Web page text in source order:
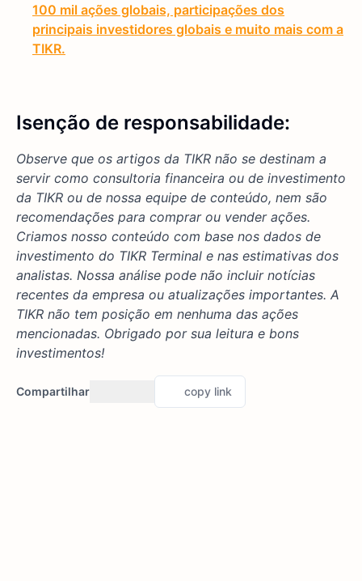
100 mil ações globais, participações dos
principais investidores globais e muito mais com a
TIKR.
Isenção de responsabilidade:
Observe que os artigos da TIKR não se destinam a
servir como consultoria financeira ou de investimento
da TIKR ou de nossa equipe de conteúdo, nem são
recomendações para comprar ou vender ações.
Criamos nosso conteúdo com base nos dados de
investimento do TIKR Terminal e nas estimativas dos
analistas. Nossa análise pode não incluir notícias
recentes da empresa ou atualizações importantes. A
TIKR não tem posição em nenhuma das ações
mencionadas. Obrigado por sua leitura e bons
investimentos!
Compartilhar copy link